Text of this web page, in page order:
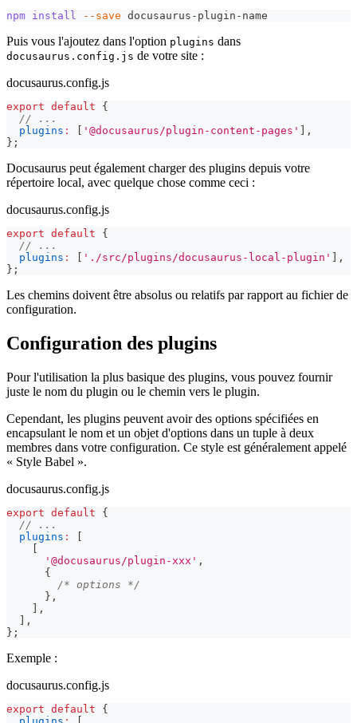
npm install --save docusaurus-plugin-name
Puis vous l'ajoutez dans l'option plugins dans
docusaurus.config.js de votre site :
docusaurus.config.js
export default
{
// ...
plugins : '@docusaurus/plugin-content-pages'
,
} ;
Docusaurus peut également charger des plugins depuis votre
répertoire local, avec quelque chose comme ceci :
docusaurus.config.js
export default
{
// ...
plugins : './src/plugins/docusaurus-local-plugin'
,
} ;
Les chemins doivent être absolus ou relatifs par rapport au fichier de
configuration.
Configuration des plugins
Pour l'utilisation la plus basique des plugins, vous pouvez fournir
juste le nom du plugin ou le chemin vers le plugin.
Cependant, les plugins peuvent avoir des options spécifiées en
encapsulant le nom et un objet d'options dans un tuple à deux
membres dans votre configuration. Ce style est généralement appelé
« Style Babel ».
docusaurus.config.js
export default
{
// ...
plugins :
[
[
'@docusaurus/plugin-xxx' ,
{
/* options */
} ,
] ,
] ,
} ;
Exemple :
docusaurus.config.js
export default
{